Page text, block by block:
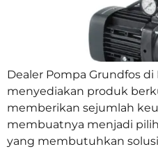
Dealer Pompa Grundfos
menyediakan produk
memberikan sejumlah
membuatnya menjadi
yang membutuhkan